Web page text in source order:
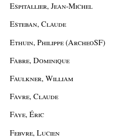
Espitallier, Jean-Michel
Esteban, Claude
Ethuin, Philippe (ArcheoSF)
Fabre, Dominique
Faulkner, William
Favre, Claude
Faye, Éric
Febvre, Lucien